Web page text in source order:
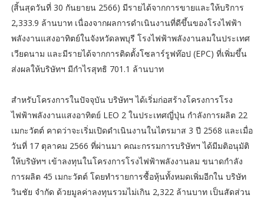
(สิ้นสุดวันที่ 30 กันยายน 2566) มีรายได้จากการขายและให้บริการ
2,333.9 ล้านบาท เนื่องจากผลการดำเนินงานที่ดีขึ้นของโรงไฟฟ้า
พลังงานแสงอาทิตย์ในจังหวัดลพบุรี โรงไฟฟ้าพลังงานลมในประเทศ
เวียดนาม และมีรายได้จากการติดตั้งโซลาร์รูฟท๊อป (EPC) ที่เพิ่มขึ้น
ส่งผลให้บริษัทฯ มีกำไรสุทธิ 701.1 ล้านบาท
สำหรับโครงการในปัจจุบัน บริษัทฯ ได้เริ่มก่อสร้างโครงการโรง
ไฟฟ้าพลังงานแสงอาทิตย์ LEO 2 ในประเทศญี่ปุ่น กำลังการผลิต 22
เมกะวัตต์ คาดว่าจะเริ่มเปิดดำเนินงานในไตรมาส 3 ปี 2568 และเมื่อ
วันที่ 17 ตุลาคม 2566 ที่ผ่านมา คณะกรรมการบริษัทฯ ได้มีมติอนุมัติ
ให้บริษัทฯ เข้าลงทุนในโครงการโรงไฟฟ้าพลังงานลม ขนาดกำลัง
การผลิต 45 เมกะวัตต์ โดยทำรายการซื้อหุ้นทั้งหมดเพิ่มอีกใน บริษัท
วินชัย จำกัด ด้วยมูลค่าลงทุนรวมไม่เกิน 2,322 ล้านบาท เป็นสัดส่วน